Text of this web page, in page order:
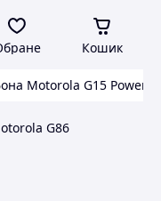
Кошик
Motorola G15 Power
G86